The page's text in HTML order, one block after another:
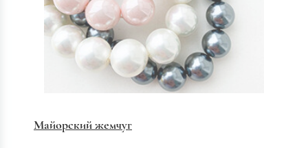
Майорский жемчуг